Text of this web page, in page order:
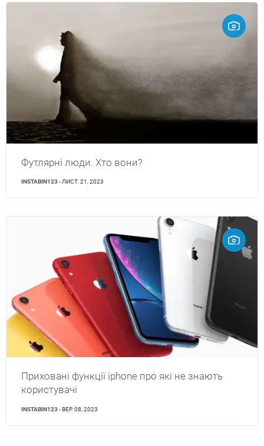
Футлярні люди. Хто вони?
INSTABIN123 - ЛИСТ. 21, 2023
Приховані функції iphone про які не знають
користувачі
INSTABIN123 - ВЕР. 08, 2023